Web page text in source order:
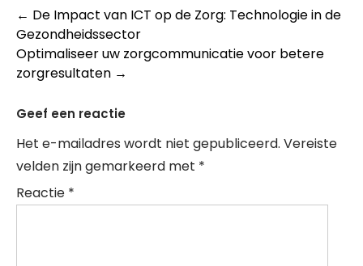
Post
navigation
← De Impact van ICT op de Zorg: Technologie in de
Gezondheidssector
Optimaliseer uw zorgcommunicatie voor betere
zorgresultaten →
Geef een reactie
Het e-mailadres wordt niet gepubliceerd. Vereiste
velden zijn gemarkeerd met *
Reactie *